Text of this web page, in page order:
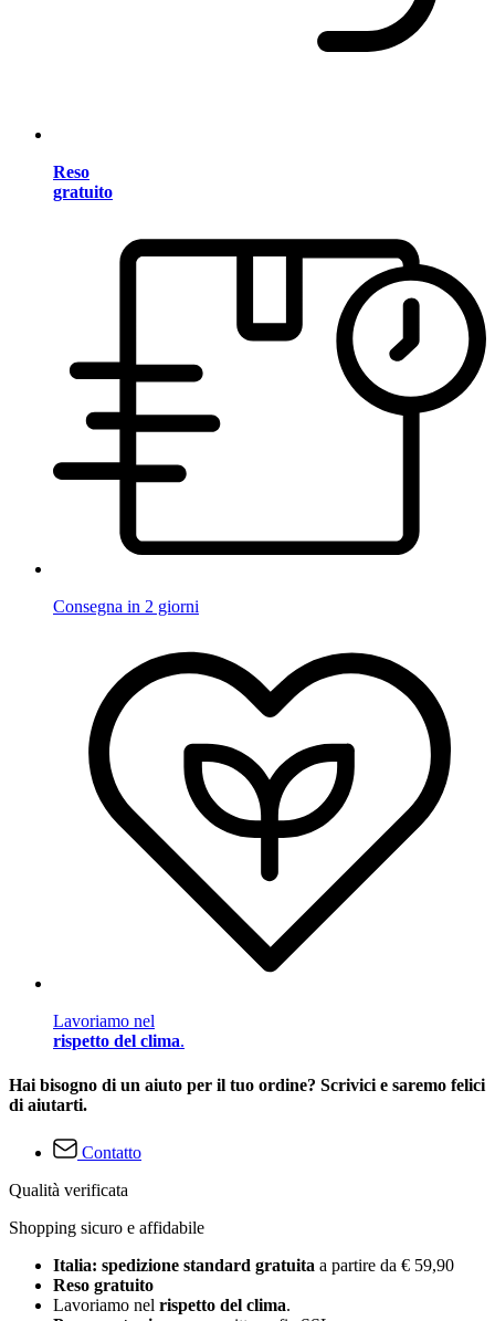
Reso
gratuito
Consegna in 2 giorni
Lavoriamo nel
rispetto del clima.
Hai bisogno di un aiuto per il tuo ordine? Scrivici e saremo felici
di aiutarti.
Contatto
Qualità verificata
Shopping sicuro e affidabile
Italia: spedizione standard gratuita a partire da € 59,90
Reso gratuito
Lavoriamo nel rispetto del clima.